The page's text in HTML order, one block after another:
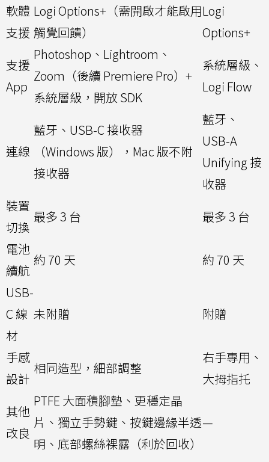
軟體
支援
Logi Options+（需開啟才能啟用
觸覺回饋）
Logi
Options+
支援
App
Photoshop、Lightroom、
Zoom（後續 Premiere Pro）+
系統層級，開放 SDK
系統層級、
Logi Flow
連線
藍牙、USB-C 接收器
（Windows 版），Mac 版不附
接收器
藍牙、
USB-A
Unifying 接
收器
裝置
切換
最多 3 台
最多 3 台
電池
續航
約 70 天
約 70 天
USB-
C 線
材
未附贈 附贈
手感
設計
相同造型，細部調整
右手專用、
大拇指托
其他
改良
PTFE 大面積腳墊、更穩定晶
片、獨立手勢鍵、按鍵邊緣半透
明、底部螺絲裸露（利於回收）
—